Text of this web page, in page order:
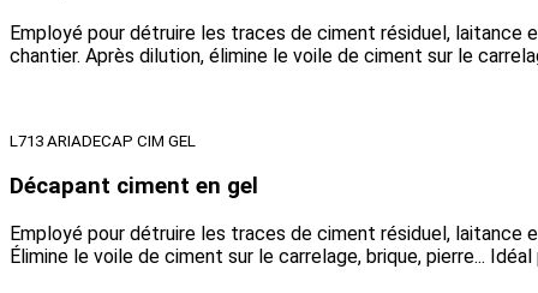
Employé pour détruire les traces de ciment résiduel,
chantier. Après dilution, élimine le voile de ciment sur le
L713 ARIADECAP CIM GEL
Décapant ciment en gel
Employé pour détruire les traces de ciment résiduel,
Élimine le voile de ciment sur le carrelage, brique, pierre...